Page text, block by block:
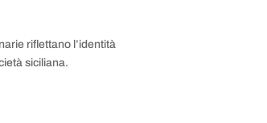
riflettano l’identità
siciliana.